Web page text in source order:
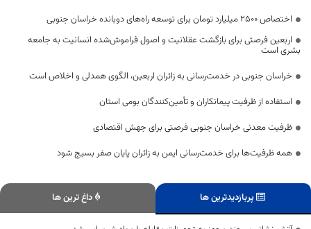
اختصاص 2500 میلیارد تومان برای توسعه راه‌های دوبانده خراسان جنوبی
اربعین فرصتی برای بازگشت عقلانیت و اصول فراموش‌شده انسانیت به جامعه
بشری است
خراسان جنوبی در خدمت‌رسانی به زائران اربعین، الگوی همدلی و اخلاص است
استفاده از ظرفیت پیمانکاران و تأمین‌کنندگان بومی استان
ظرفیت معدنی خراسان جنوبی فرصتی برای جهش اقتصادی
همه ظرفیت‌ها برای خدمت‌رسانی ایمن به زائران پایان صفر بسیج شود
پربازدیدترین ها داغ ترین ها